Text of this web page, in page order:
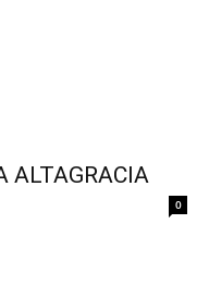
ALTAGRACIA
0